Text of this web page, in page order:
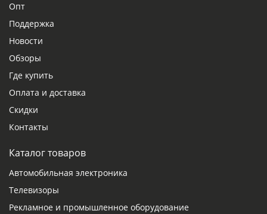
Опт
Поддержка
Новости
Обзоры
Где купить
Оплата и доставка
Скидки
Контакты
Каталог товаров
Автомобильная электроника
Телевизоры
Рекламное и промышленное оборудование